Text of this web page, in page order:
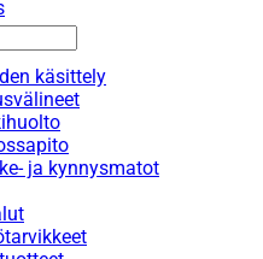
käsittely
ja kynnysmatot